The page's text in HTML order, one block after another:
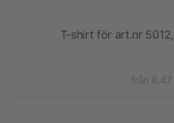
T-shirt för art.nr
från 6,47